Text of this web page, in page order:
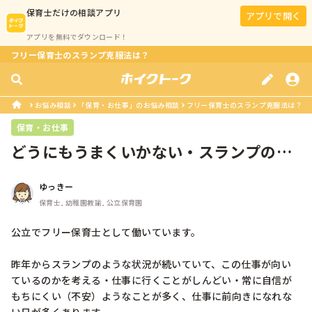
保育士だけの相談アプリ
アプリを無料でダウンロード！
アプリで開く
フリー保育士のスランプ克服法は？
お悩み相談 「保育・お仕事」のお悩み相談 フリー保育士のスランプ克服法は？
保育・お仕事
どうにもうまくいかない・スランプのと
ゆっきー
保育士, 幼稚園教諭, 公立保育園
公立でフリー保育士として働いています。
昨年からスランプのような状況が続いていて、この仕事が向い
ているのかを考える・仕事に行くことがしんどい・常に自信が
もちにくい（不安）ようなことが多く、仕事に前向きになれな